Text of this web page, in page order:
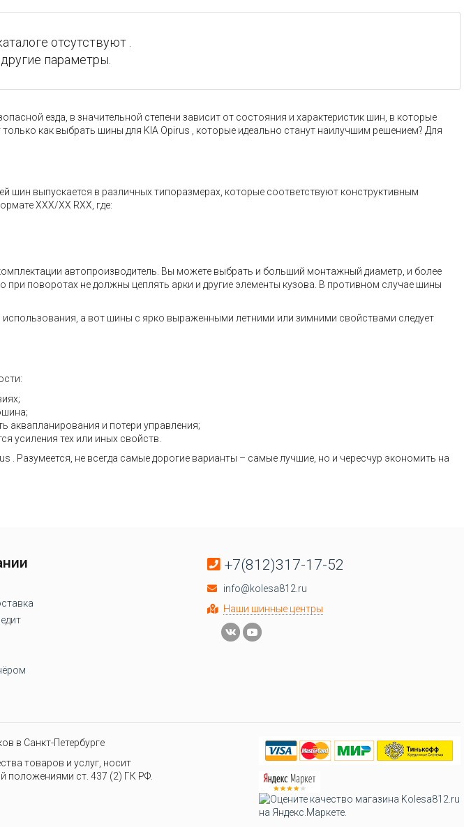
отсутствуют .
параметры.
езда, в значительной степени зависит от состояния и характеристик шин, в которые
как выбрать шины для KIA Opirus , которые идеально станут наилучшим решением? Для
шин выпускается в различных типоразмерах, которые соответствуют конструктивным
XXX/XX RXX, где:
автопроизводитель. Вы можете выбрать и больший монтажный диаметр, и более
поворотах не должны цеплять арки и другие элементы кузова. В противном случае шины
а вот шины с ярко выраженными летними или зимними свойствами следует
аквапланирования и потери управления;
усиления тех или иных свойств.
Разумеется, не всегда самые дорогие варианты – самые лучшие, но и чересчур экономить на
+7(812)317-17-52
info@kolesa812.ru
Наши шинные центры
в Санкт-Петербурге
товаров и услуг, носит
положениями ст. 437 (2) ГК РФ.